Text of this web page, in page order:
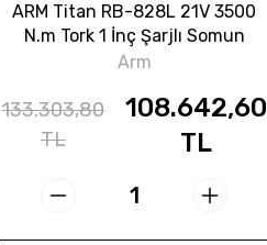
ARM Titan RB-828L 21V 3500
N.m Tork 1 İnç Şarjlı Somun
Sökme
Arm
133.303,80
TL
108.642,60
TL